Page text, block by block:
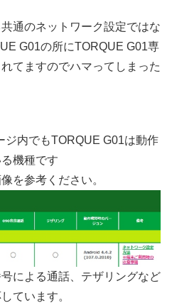
通のネットワーク設定ではな
G01の所にTORQUE G01専
てますのでハマってしまった
ジ内でもTORQUE G01は動作
機種です
を参考ください。
による通話、テザリングなど
ています。